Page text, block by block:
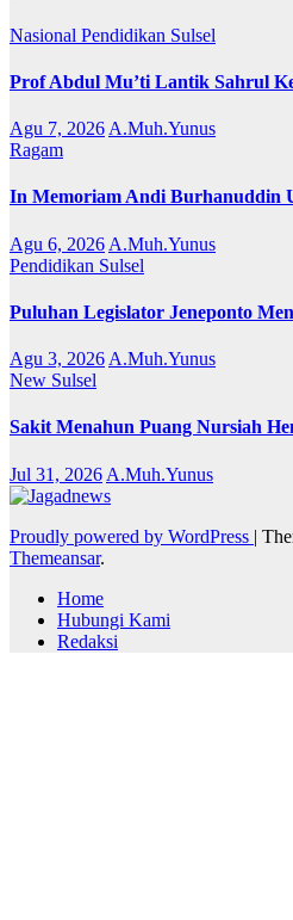
Nasional Pendidikan Sulsel
Prof Abdul Mu’ti Lantik Sahrul
Agu 7, 2026 A.Muh.Yunus
Ragam
In Memoriam Andi Burhanuddin
Agu 6, 2026 A.Muh.Yunus
Pendidikan Sulsel
Puluhan Legislator Jeneponto
Agu 3, 2026 A.Muh.Yunus
New Sulsel
Sakit Menahun Puang Nursiah
Jul 31, 2026 A.Muh.Yunus
Proudly powered by WordPress |
Themeansar.
Home
Hubungi Kami
Redaksi